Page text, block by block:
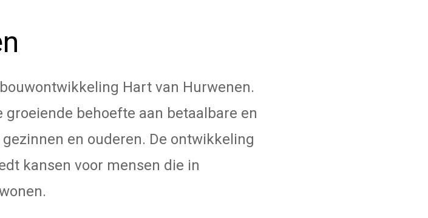
Hart van Hurwenen.
behoefte aan betaalbare en
en ouderen. De ontwikkeling
kansen voor mensen die in